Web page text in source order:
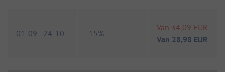
01-09 - 24-10 -15%
Van 34,09 EUR
Van 28,98 EUR